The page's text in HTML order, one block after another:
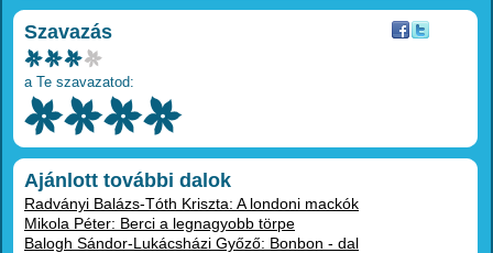
Szavazás
a Te szavazatod:
Ajánlott további dalok
Radványi Balázs-Tóth Kriszta: A londoni mackók
Mikola Péter: Berci a legnagyobb törpe
Balogh Sándor-Lukácsházi Győző: Bonbon - dal